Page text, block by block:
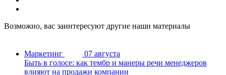
Возможно, вас заинтересуют другие наши материалы
Маркетинг
07 августа
Быть в голосе: как тембр и манеры речи менеджеров
влияют на продажи компании